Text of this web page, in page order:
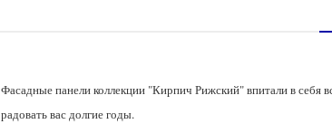
Фасадные панели коллекции "Кирпич Рижский" впитали в себя
радовать вас долгие годы.